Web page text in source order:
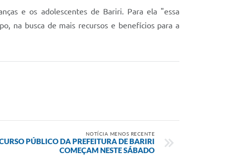
e os adolescentes de Bariri. Para ela "essa
na busca de mais recursos e benefícios para a
NOTÍCIA MENOS RECENTE
PÚBLICO DA PREFEITURA DE BARIRI
COMEÇAM NESTE SÁBADO